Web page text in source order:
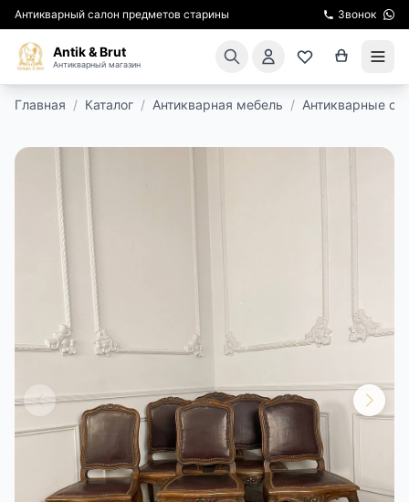
Антикварный салон предметов старины Звонок
Antik & Brut
Антикварный магазин
АРЕНДА МЕБЕЛИ
ПОДАРКИ
КИНОСЪЕМКА
ЭКСКУРСИИ
РЕСТАВРАЦИЯ
КОНТАКТЫ
ДОСТАВКА И ОПЛАТА
Главная / Каталог / Антикварная мебель / Антикварные